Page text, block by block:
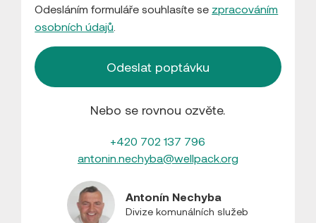
Odesláním formuláře souhlasíte se zpracováním
osobních údajů
Nebo se rovnou ozvěte.
+420 702 137 796
antonin.nechyba@wellpack.org
Antonín Nechyba
Divize komunálních služeb